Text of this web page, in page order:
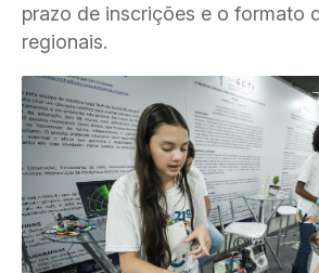
prazo de inscrições e o formato
regionais.